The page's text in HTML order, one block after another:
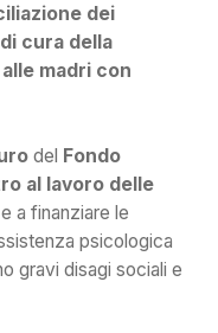
dei
cura della
madri con
del Fondo
al lavoro delle
e a finanziare le
psicologica
gravi disagi sociali e